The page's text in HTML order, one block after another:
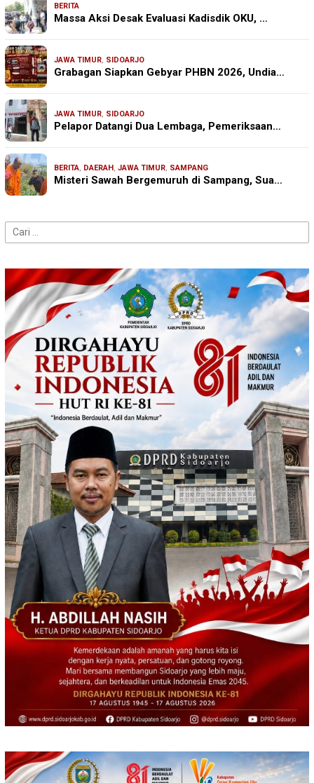
BERITA
Massa Aksi Desak Evaluasi Kadisdik OKU, …
JAWA TIMUR, SIDOARJO
Grabagan Siapkan Gebyar PHBN 2026, Undia…
JAWA TIMUR, SIDOARJO
Pelapor Datangi Dua Lembaga, Pemeriksaan…
BERITA, DAERAH, JAWA TIMUR, SAMPANG
Misteri Sawah Bergemuruh di Sampang, Sua…
Cari
untuk: